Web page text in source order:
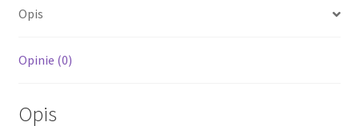
TL
PRZÓD/TYŁ
Opis
Opinie (0)
Opis